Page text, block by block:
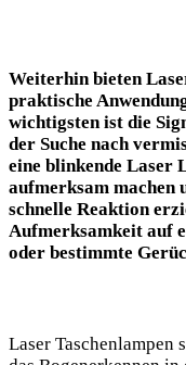
Weiterhin bieten
praktische
wichtigsten ist die
der Suche⁢ nach
eine blinkende Laser
aufmerksam machen
schnelle Reaktion
Aufmerksamkeit auf
oder bestimmte
Laser⁣